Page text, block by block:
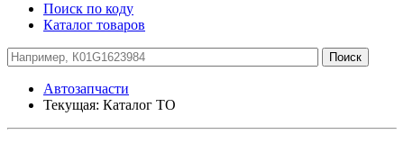
Поиск по коду
Каталог товаров
Автозапчасти
Текущая: Каталог ТО